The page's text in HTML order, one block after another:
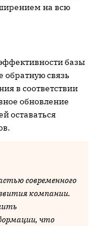
на всю
базы
обратную связь
в соответствии
обновление
оставаться
современного
компании.
что